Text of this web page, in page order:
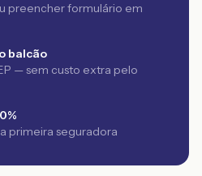
preencher formulário em
balcão
— sem custo extra pelo
primeira seguradora